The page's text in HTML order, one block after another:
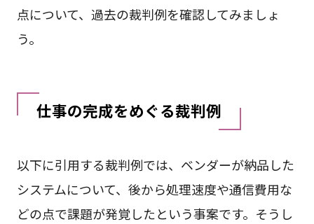
点について、過去の裁判例を確認してみましょ
う。
仕事の完成をめぐる裁判例
以下に引用する裁判例では、ベンダーが納品した
システムについて、後から処理速度や通信費用な
どの点で課題が発覚したという事案です。そうし